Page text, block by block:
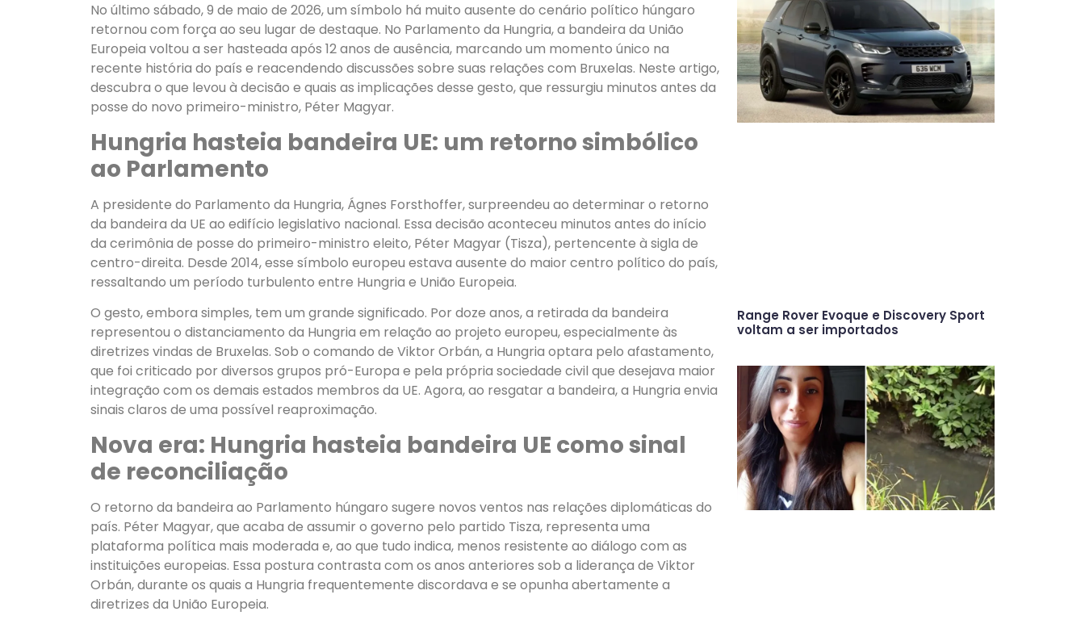
No último sábado, 9 de maio de 2026, um símbolo há muito ausente do cenário político húngaro
retornou com força ao seu lugar de destaque. No Parlamento da Hungria, a bandeira da União
Europeia voltou a ser hasteada após 12 anos de ausência, marcando um momento único na
recente história do país e reacendendo discussões sobre suas relações com Bruxelas. Neste artigo,
descubra o que levou à decisão e quais as implicações desse gesto, que ressurgiu minutos antes da
posse do novo primeiro-ministro, Péter Magyar.
Hungria hasteia bandeira UE: um retorno simbólico
ao Parlamento
A presidente do Parlamento da Hungria, Ágnes Forsthoffer, surpreendeu ao determinar o retorno
da bandeira da UE ao edifício legislativo nacional. Essa decisão aconteceu minutos antes do início
da cerimônia de posse do primeiro-ministro eleito, Péter Magyar (Tisza), pertencente à sigla de
centro-direita. Desde 2014, esse símbolo europeu estava ausente do maior centro político do país,
ressaltando um período turbulento entre Hungria e União Europeia.
O gesto, embora simples, tem um grande significado. Por doze anos, a retirada da bandeira
representou o distanciamento da Hungria em relação ao projeto europeu, especialmente às
diretrizes vindas de Bruxelas. Sob o comando de Viktor Orbán, a Hungria optara pelo afastamento,
que foi criticado por diversos grupos pró-Europa e pela própria sociedade civil que desejava maior
integração com os demais estados membros da UE. Agora, ao resgatar a bandeira, a Hungria envia
sinais claros de uma possível reaproximação.
Nova era: Hungria hasteia bandeira UE como sinal
de reconciliação
O retorno da bandeira ao Parlamento húngaro sugere novos ventos nas relações diplomáticas do
país. Péter Magyar, que acaba de assumir o governo pelo partido Tisza, representa uma
plataforma política mais moderada e, ao que tudo indica, menos resistente ao diálogo com as
instituições europeias. Essa postura contrasta com os anos anteriores sob a liderança de Viktor
Orbán, durante os quais a Hungria frequentemente discordava e se opunha abertamente a
diretrizes da União Europeia.
Range Rover Evoque e Discovery Sport
voltam a ser importados